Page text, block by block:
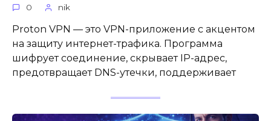
0 nik
Proton VPN — это VPN-приложение с акцентом
на защиту интернет-трафика. Программа
шифрует соединение, скрывает IP-адрес,
предотвращает DNS-утечки, поддерживает